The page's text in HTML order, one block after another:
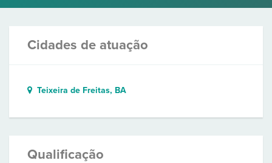
Cidades de atuação
Teixeira de Freitas, BA
Qualificação